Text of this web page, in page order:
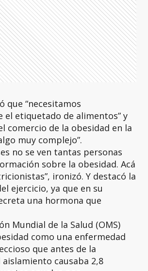
que “necesitamos
el etiquetado de alimentos” y
comercio de la obesidad en la
muy complejo”.
no se ven tantas personas
sobre la obesidad. Acá
ironizó. Y destacó la
ejercicio, ya que en su
una hormona que
Mundial de la Salud (OMS)
como una enfermedad
que antes de la
aislamiento causaba 2,8